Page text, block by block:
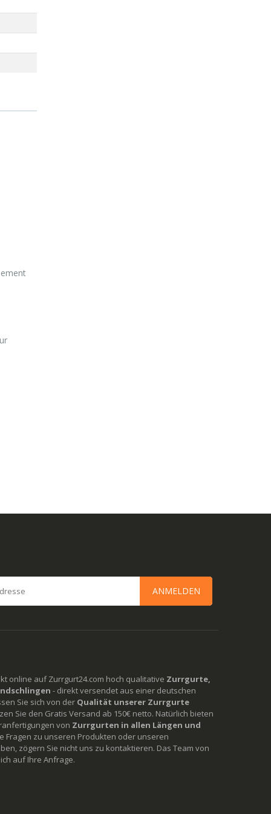
ANMELDEN
online auf Zurrgurt24.com hoch qualitative Zurrgurte,
- direkt versendet aus einer deutschen
Sie sich von der Qualität unserer Zurrgurte
Sie den Gratis Versand ab 150€ netto. Natürlich bieten
von Zurrgurten in allen Längen und
Fragen zu unseren Produkten oder unseren
zögern Sie nicht uns zu kontaktieren. Das Team von
auf Ihre Anfrage.